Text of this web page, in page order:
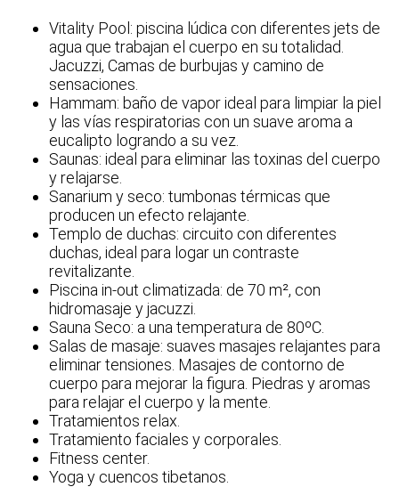
Vitality Pool: piscina lúdica con diferentes jets de
agua que trabajan el cuerpo en su totalidad.
Jacuzzi, Camas de burbujas y camino de
sensaciones.
Hammam: baño de vapor ideal para limpiar la piel
y las vías respiratorias con un suave aroma a
eucalipto logrando a su vez.
Saunas: ideal para eliminar las toxinas del cuerpo
y relajarse.
Sanarium y seco: tumbonas térmicas que
producen un efecto relajante.
Templo de duchas: circuito con diferentes
duchas, ideal para logar un contraste
revitalizante.
Piscina in-out climatizada: de 70 m², con
hidromasaje y jacuzzi.
Sauna Seco: a una temperatura de 80ºC.
Salas de masaje: suaves masajes relajantes para
eliminar tensiones. Masajes de contorno de
cuerpo para mejorar la figura. Piedras y aromas
para relajar el cuerpo y la mente.
Tratamientos relax.
Tratamiento faciales y corporales.
Fitness center.
Yoga y cuencos tibetanos.